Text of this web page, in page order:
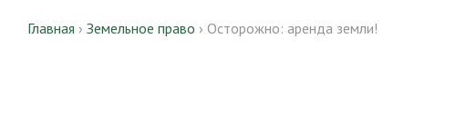
Главная › Земельное право › Осторожно: аренда земли!